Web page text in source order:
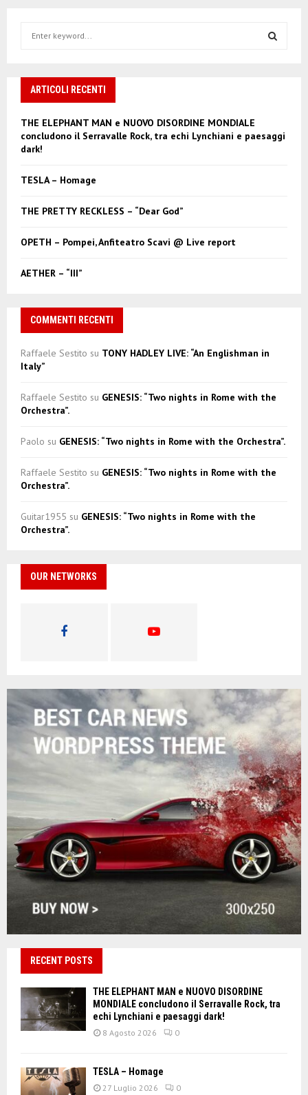
h
o
r
ARTICOLI RECENTI
THE ELEPHANT MAN e NUOVO DISORDINE MONDIALE
concludono il Serravalle Rock, tra echi Lynchiani e paesaggi
dark!
TESLA – Homage
THE PRETTY RECKLESS – “Dear God”
OPETH – Pompei, Anfiteatro Scavi @ Live report
AETHER – “III”
COMMENTI RECENTI
Raffaele Sestito su TONY HADLEY LIVE: “An Englishman in
Italy”
Raffaele Sestito su GENESIS: “Two nights in Rome with the
Orchestra”.
Paolo su GENESIS: “Two nights in Rome with the Orchestra”.
Raffaele Sestito su GENESIS: “Two nights in Rome with the
Orchestra”.
Guitar1955 su GENESIS: “Two nights in Rome with the
Orchestra”.
OUR NETWORKS
RECENT POSTS
THE ELEPHANT MAN e NUOVO DISORDINE
MONDIALE concludono il Serravalle Rock, tra
echi Lynchiani e paesaggi dark!
8 Agosto 2026 0
TESLA – Homage
27 Luglio 2026 0